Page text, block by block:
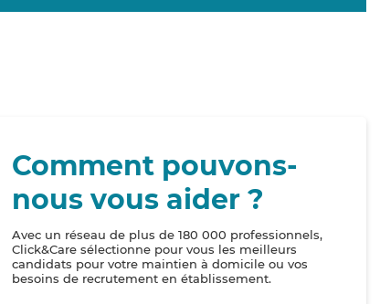
Comment pouvons-
nous vous aider ?
Avec un réseau de plus de 180 000 professionnels,
Click&Care sélectionne pour vous les meilleurs
candidats pour votre maintien à domicile ou vos
besoins de recrutement en établissement.